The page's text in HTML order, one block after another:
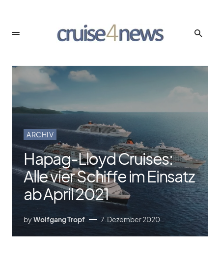
ARCHIV
Hapag-Lloyd Cruises:
Alle vier Schiffe im Einsatz
ab April 2021
byWolfgang Tropf 7. Dezember 2020